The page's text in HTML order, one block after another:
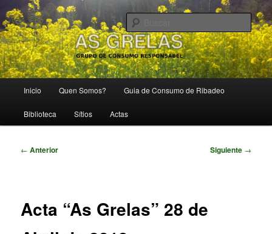
al
contenido
principalAs Grelas
Grupo de Consumo Responsábel
principal
Inicio Quen Somos? Guia de Consumo de Ribadeo
Biblioteca Sítios Actas
Navegación
← Anterior Siguiente →
Acta “As Grelas” 28 de